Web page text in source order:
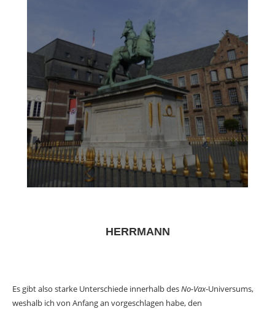
HERRMANN
Es gibt also starke Unterschiede innerhalb desNo-Vax-Universums,
weshalb ich von Anfang an vorgeschlagen habe, den